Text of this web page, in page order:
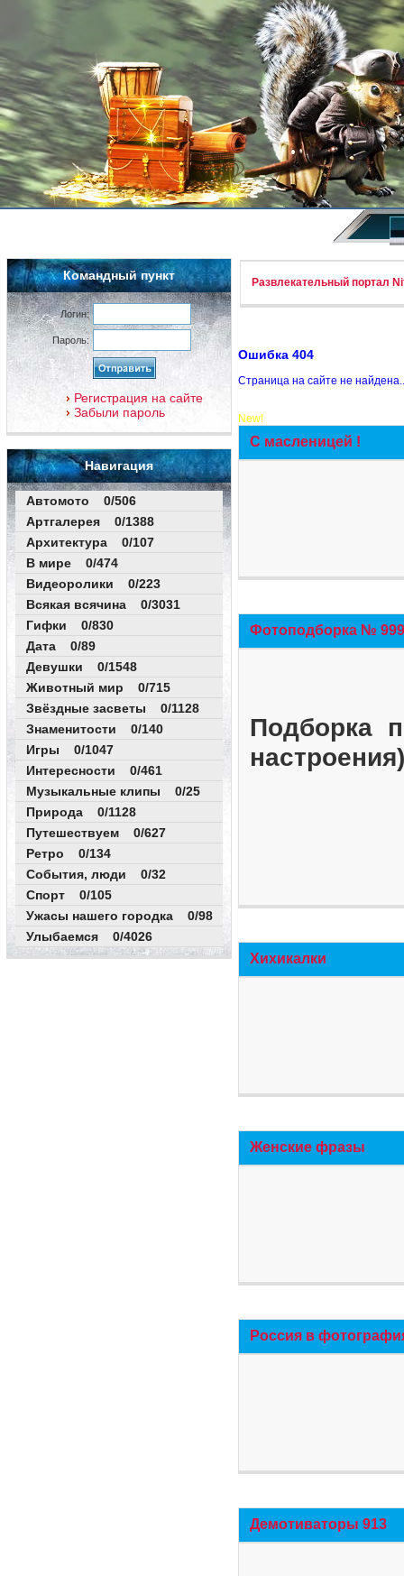
Командный пункт
Логин:
Пароль:
Регистрация на сайте
Забыли пароль
Навигация
Автомото 0/506
Артгалерея 0/1388
Архитектура 0/107
В мире 0/474
Видеоролики 0/223
Всякая всячина 0/3031
Гифки 0/830
Дата 0/89
Девушки 0/1548
Животный мир 0/715
Звёздные засветы 0/1128
Знаменитости 0/140
Игры 0/1047
Интересности 0/461
Музыкальные клипы 0/25
Природа 0/1128
Путешествуем 0/627
Ретро 0/134
События, люди 0/32
Спорт 0/105
Ужасы нашего городка 0/98
Улыбаемся 0/4026
Развлекательный портал
Ошибка 404
Страница на сайте не
New!
С масленицей !
Фотоподборка №
Подборка
Хихикалки
Женские фразы
Россия в
Демотиваторы 913